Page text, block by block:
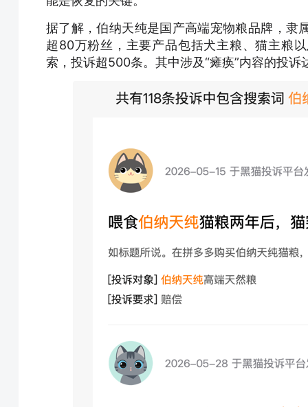
据了解，伯纳天纯是国产高端宠物粮品牌，隶
超80万粉丝，主要产品包括犬主粮、猫主粮
索，投诉超500条。其中涉及“瘫痪”内容的投